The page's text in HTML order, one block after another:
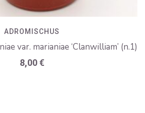
ADROMISCHUS
var. marianiae ‘Clanwilliam’ (n.1)
8,00€